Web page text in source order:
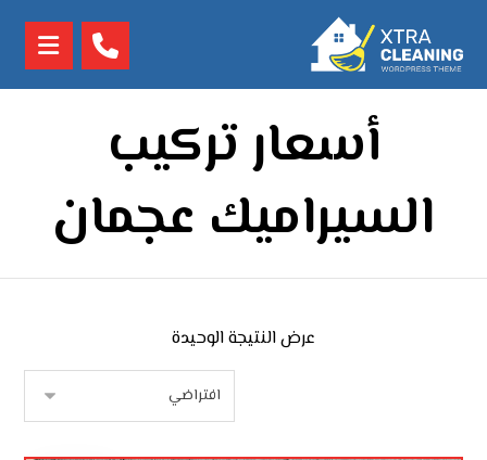
أسعار تركيب
السيراميك عجمان
عرض النتيجة الوحيدة